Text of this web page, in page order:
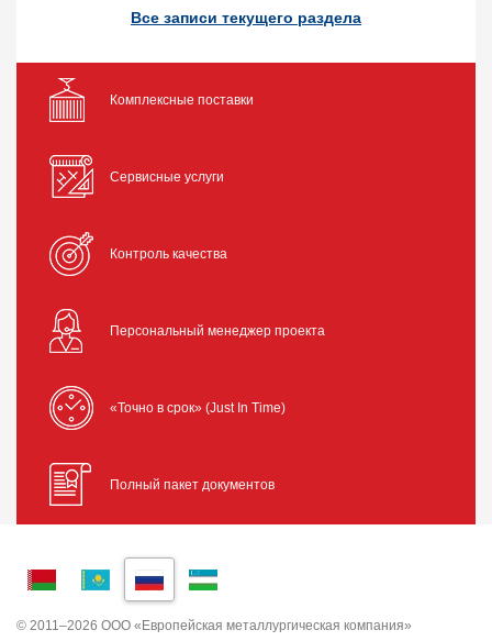
Все записи текущего раздела
Комплексные поставки
Сервисные услуги
Контроль качества
Персональный менеджер проекта
«Точно в срок» (Just In Time)
Полный пакет документов
© 2011–2026 ООО «Европейская металлургическая компания»